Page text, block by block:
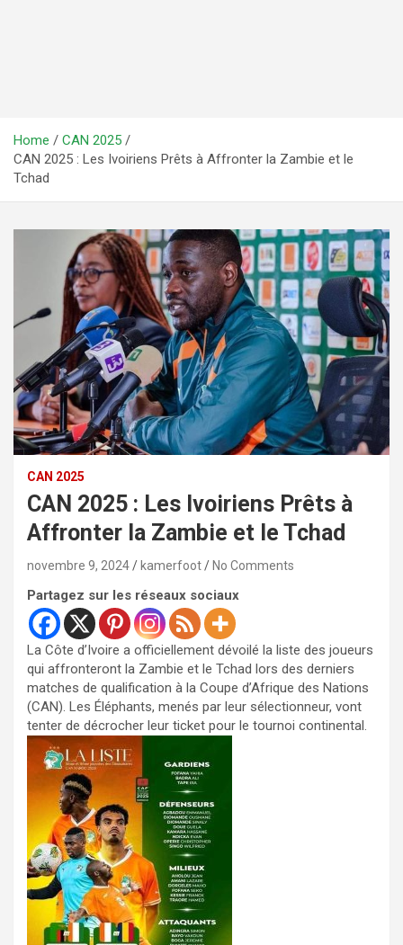
Home
CAN 2025
CAN 2025 : Les Ivoiriens Prêts à Affronter la Zambie et le
Tchad
CAN 2025
CAN 2025 : Les Ivoiriens Prêts à
Affronter la Zambie et le Tchad
novembre 9, 2024 kamerfoot No Comments
Partagez sur les réseaux sociaux
La Côte d’Ivoire a officiellement dévoilé la liste des joueurs
qui affronteront la Zambie et le Tchad lors des derniers
matches de qualification à la Coupe d’Afrique des Nations
(CAN). Les Éléphants, menés par leur sélectionneur, vont
tenter de décrocher leur ticket pour le tournoi continental.